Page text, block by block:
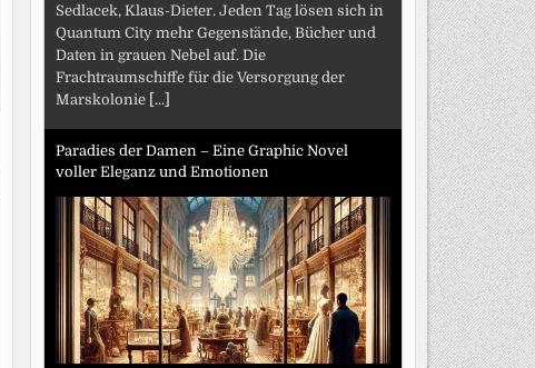
Sedlacek, Klaus-Dieter. Jeden Tag lösen sich in
Quantum City mehr Gegenstände, Bücher und
Daten in grauen Nebel auf. Die
Frachtraumschiffe für die Versorgung der
Marskolonie [...]
Paradies der Damen – Eine Graphic Novel
voller Eleganz und Emotionen